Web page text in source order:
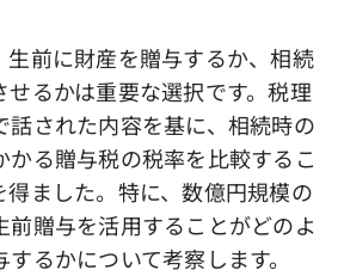
生前に財産を贈与するか、相続
せるかは重要な選択です。税理
話された内容を基に、相続時の
る贈与税の税率を比較するこ
得ました。特に、数億円規模の
前贈与を活用することがどのよ
るかについて考察します。